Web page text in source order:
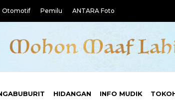
Otomotif Pemilu ANTARA Foto
HIDANGAN INFO MUDIK